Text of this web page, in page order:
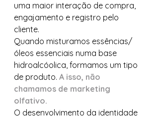
uma maior interação de compra,
engajamento e registro pelo
cliente.
Quando misturamos essências/
óleos essenciais numa base
hidroalcóolica, formamos um tipo
de produto. A isso, não
chamamos de marketing
olfativo.
O desenvolvimento da identidade